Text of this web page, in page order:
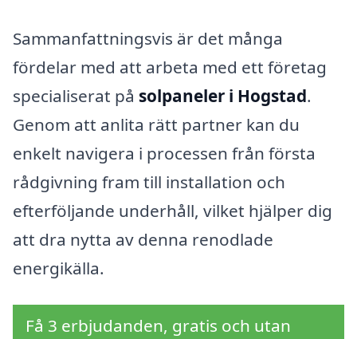
Sammanfattningsvis är det många
fördelar med att arbeta med ett företag
specialiserat på solpaneler i Hogstad.
Genom att anlita rätt partner kan du
enkelt navigera i processen från första
rådgivning fram till installation och
efterföljande underhåll, vilket hjälper dig
att dra nytta av denna renodlade
energikälla.
Få 3 erbjudanden, gratis och utan